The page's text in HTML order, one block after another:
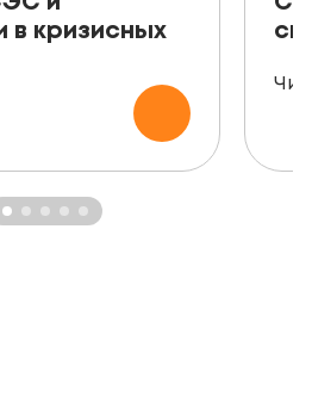
в кризисных